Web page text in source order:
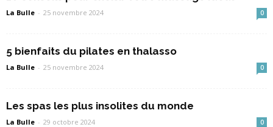
La Bulle - 25 novembre 2024 0
5 bienfaits du pilates en thalasso
La Bulle - 25 novembre 2024 0
Les spas les plus insolites du monde
La Bulle - 29 octobre 2024 0